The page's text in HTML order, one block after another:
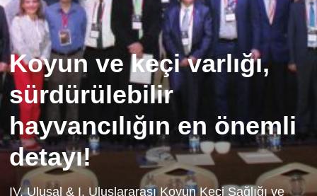
Koyun ve keçi varlığı,
sürdürülebilir
hayvancılığın en önemli
detayı!
IV. Ulusal & I. Uluslararası Koyun Keçi Sağlığı ve